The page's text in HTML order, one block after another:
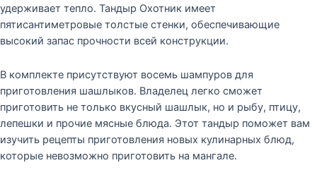
удерживает тепло. Тандыр Охотник имеет
пятисантиметровые толстые стенки, обеспечивающие
высокий запас прочности всей конструкции.
В комплекте присутствуют восемь шампуров для
приготовления шашлыков. Владелец легко сможет
приготовить не только вкусный шашлык, но и рыбу, птицу,
лепешки и прочие мясные блюда. Этот тандыр поможет вам
изучить рецепты приготовления новых кулинарных блюд,
которые невозможно приготовить на мангале.